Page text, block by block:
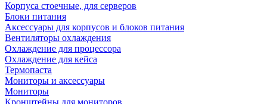
Корпуса стоечные, для серверов
Блоки питания
Аксессуары для корпусов и блоков питания
Вентиляторы охлаждения
Охлаждение для процессора
Охлаждение для кейса
Термопаста
Мониторы и аксессуары
Мониторы
Кронштейны для мониторов